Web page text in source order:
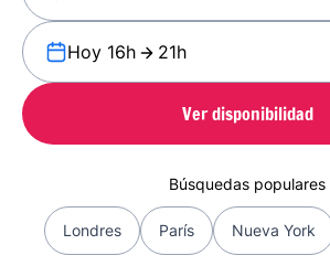
Hoy 16h 21h
Ver disponibilidad
Búsquedas populares
Londres París Nueva York